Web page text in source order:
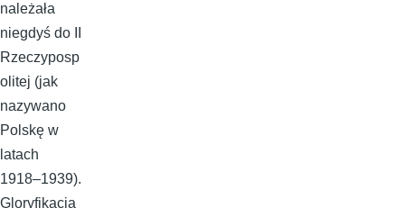
należała
niegdyś do II
Rzeczyposp
olitej (jak
nazywano
Polskę w
latach
1918–1939).
Gloryfikacja